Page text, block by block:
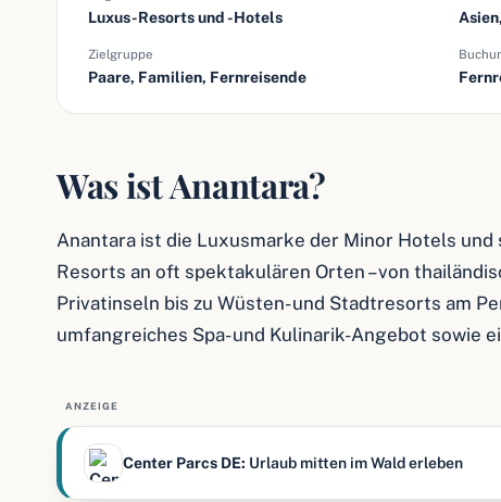
Luxus-Resorts und -Hotels
Zielgruppe
Paare, Familien, Fernreisende
Was ist Anantara?
Anantara ist die Luxusmarke der Minor Hotels
Resorts an oft spektakulären Orten – von
Privatinseln bis zu Wüsten- und Stadtresorts am
umfangreiches Spa- und Kulinarik-Angebot sowie
ANZEIGE
Center Parcs DE: Urlaub mitten im Wald erleben